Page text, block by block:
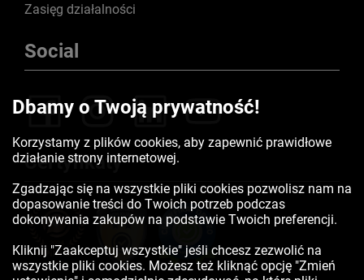
Zasięg działalności
Social
Certyfikaty
Dbamy o Twoją prywatność!
Korzystamy z plików cookies, aby zapewnić prawidłowe
działanie strony internetowej.
Zgadzając się na wszystkie pliki cookies pozwolisz nam na
dopasowanie treści do Twoich potrzeb podczas
dokonywania zakupów na podstawie Twoich preferencji.
Kliknij "Zaakceptuj wszystkie" jeśli chcesz zezwolić na
wszystkie pliki cookies. Możesz też kliknąć opcję "Zmień